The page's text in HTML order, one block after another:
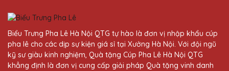
25/11/2025
Chất lượng cúp pha lê của Quà Tặng Pha
Lê QTG thật sự không thể chê vào đâu
được. Đúng là đáng tiền!
Biểu Trưng Pha Lê Hà Nội QTG tự hào là đơn vị nhập khẩu cúp
pha lê cho các dịp sự kiện giá sỉ tại Xưởng Hà Nội. Với đội ngũ
kỹ sư giàu kinh nghiệm, Quà tặng Cúp Pha Lê Hà Nội QTG
khẳng định là đơn vị cung cấp giải pháp Quà tặng vinh danh